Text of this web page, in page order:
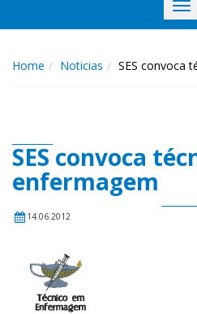
Home Noticias SES convoca
SES convoca
enfermagem
14.06.2012